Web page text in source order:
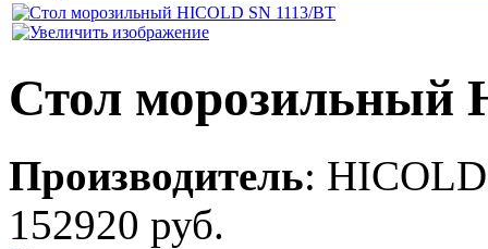
Стол морозильный
Производитель: HICOLD
152920 руб.